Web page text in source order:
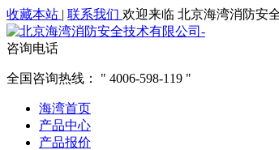
收藏本站 | 联系我们 欢迎来临 北京海湾消防安
咨询电话
全国咨询热线： 4006-598-119
海湾首页
产品中心
产品报价